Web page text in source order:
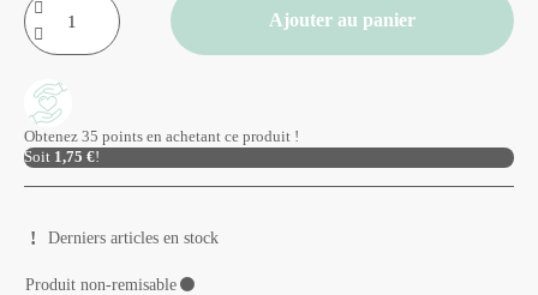
Ajouter au panier
Obtenez 35 points en achetant ce produit !
Soit 1,75 €!
Derniers articles en stock
Produit non-remisable ⚫